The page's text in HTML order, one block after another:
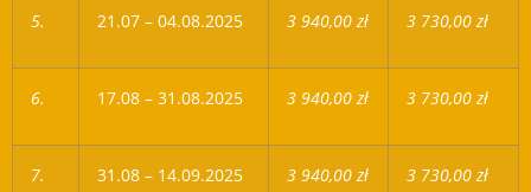
5. 21.07 – 04.08.2025 3 940,00 zł 3 730,00 zł
6. 17.08 – 31.08.2025 3 940,00 zł 3 730,00 zł
7. 31.08 – 14.09.2025 3 940,00 zł 3 730,00 zł